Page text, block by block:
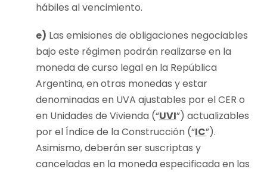
hábiles al vencimiento.
e) Las emisiones de obligaciones negociables
bajo este régimen podrán realizarse en la
moneda de curso legal en la República
Argentina, en otras monedas y estar
denominadas en UVA ajustables por el CER o
en Unidades de Vivienda (“UVI”) actualizables
por el Índice de la Construcción (“IC”).
Asimismo, deberán ser suscriptas y
canceladas en la moneda especificada en las